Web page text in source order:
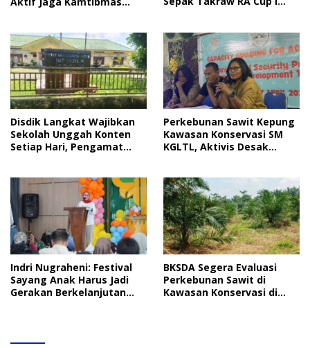
Disdik Langkat Wajibkan
Sekolah Unggah Konten
Setiap Hari, Pengamat
Perkebunan Sawit Kepung
Kawasan Konservasi SM
KGLTL, Aktivis Desak
Indri Nugraheni: Festival
Sayang Anak Harus Jadi
Gerakan Berkelanjutan
BKSDA Segera Evaluasi
Perkebunan Sawit di
Kawasan Konservasi di